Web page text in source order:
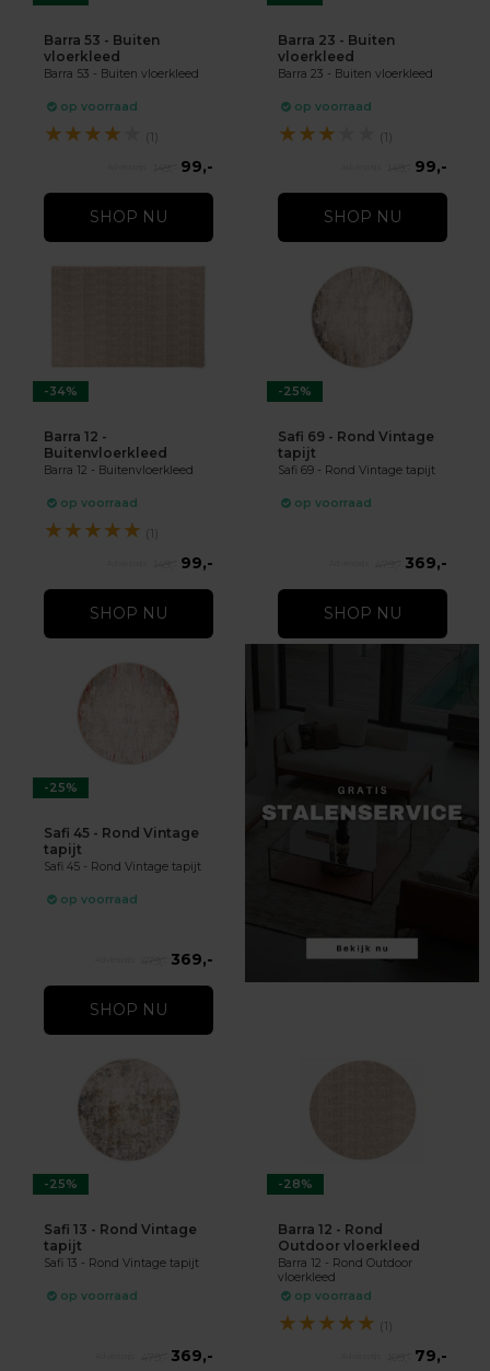
Barra 53 - Buiten
vloerkleed
Barra 53 - Buiten vloerkleed
op voorraad
★★★★ (1)
99,-
SHOP NU
Barra 23 - Buiten
vloerkleed
Barra 23 - Buiten vloerkleed
op voorraad
★★★ (1)
99,-
SHOP NU
-34%
Barra 12 -
Buitenvloerkleed
Barra 12 - Buitenvloerkleed
op voorraad
★★★★★ (1)
99,-
SHOP NU
-25%
Safi 69 - Rond Vintage
tapijt
Safi 69 - Rond Vintage tapijt
op voorraad
369,-
SHOP NU
-25%
Safi 45 - Rond Vintage
tapijt
Safi 45 - Rond Vintage tapijt
op voorraad
369,-
SHOP NU
-25%
Safi 13 - Rond Vintage
tapijt
Safi 13 - Rond Vintage tapijt
op voorraad
369,-
-28%
Barra 12 - Rond
Outdoor vloerkleed
Barra 12 - Rond Outdoor
vloerkleed
op voorraad
★★★★★ (1)
79,-